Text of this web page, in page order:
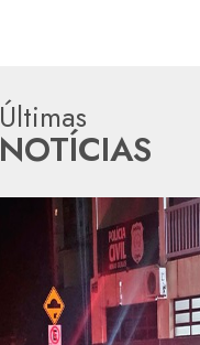
Últimas
NOTÍCIAS